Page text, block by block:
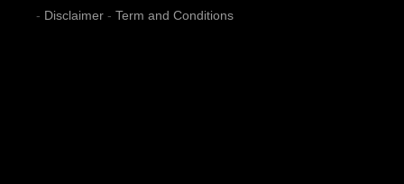
- Disclaimer - Term and Conditions